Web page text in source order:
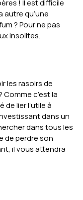
! Il est difficile
autre qu’une
? Pour ne pas
insolites.
les rasoirs de
Comme c’est la
lier l’utile à
dans un
dans tous les
de perdre son
il vous attendra